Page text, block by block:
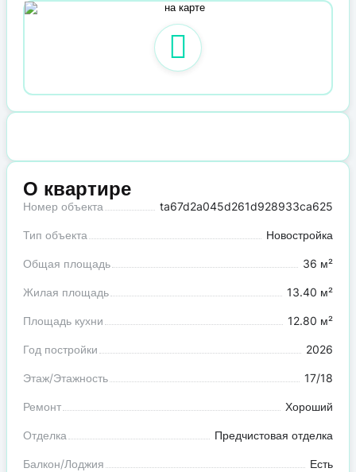
О квартире
Номер объекта ta67d2a045d261d928933ca625
Тип объекта Новостройка
Общая площадь 36 м²
Жилая площадь 13.40 м²
Площадь кухни 12.80 м²
Год постройки 2026
Этаж/Этажность 17/18
Ремонт Хороший
Отделка Предчистовая отделка
Балкон/Лоджия Есть